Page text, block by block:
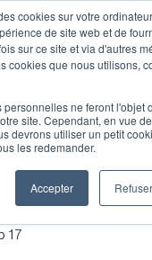
cookies sur votre
de site web et de
sur ce site et via d'autres
cookies que nous utilisons,
personnelles ne feront l'objet
site. Cependant, en vue
devrons utiliser un petit
les redemander.
Accepter Refuser
3 des
17